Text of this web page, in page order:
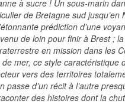
à sucre ! Un sous-marin
de Bretagne sud jusqu’en
prédiction d’une
de loin pour finir à Brest ;
en mission dans les
mer, ce style
vers des territoires
d’un récit à l’autre
des histoires dont la